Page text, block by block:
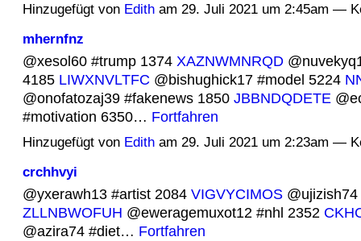
Hinzugefügt von Editham 29. Juli 2021 um 2:45am —
mhernfnz
@xesol60 #trump 1374 XAZNWMNRQD
4185 LIWXNVLTFC @bishughick17 #model 5224
@onofatozaj39 #fakenews 1850 JBBNDQDETE
#motivation 6350… Fortfahren
Hinzugefügt von Editham 29. Juli 2021 um 2:23am —
crchhvyi
@yxerawh13 #artist 2084 VIGVYCIMOS@ujizish74
ZLLNBWOFUH @eweragemuxot12 #nhl 2352
@azira74 #diet… Fortfahren